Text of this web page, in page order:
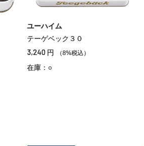
ユーハイム
テーゲベック３０
3,240 円 （8%税込）
在庫：○